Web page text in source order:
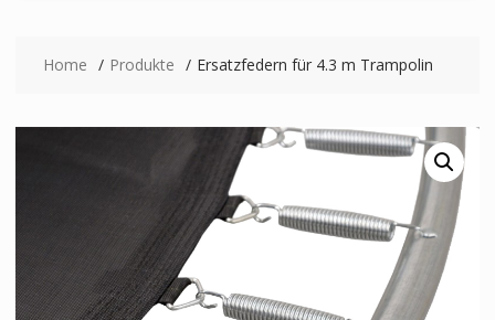
Home Produkte Ersatzfedern für 4.3 m Trampolin